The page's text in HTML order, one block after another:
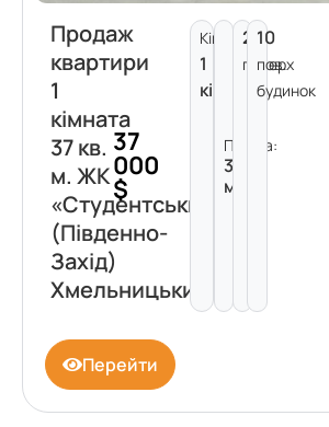
Продаж
квартири
1
кімната
37 кв.
м. ЖК
«Студентський»
(Південно-
Захід)
Хмельницький
37
000
$
Кімнат:
1
кімната
Площа:
37
м²
2
поверх
10
пов.
будинок
Перейти